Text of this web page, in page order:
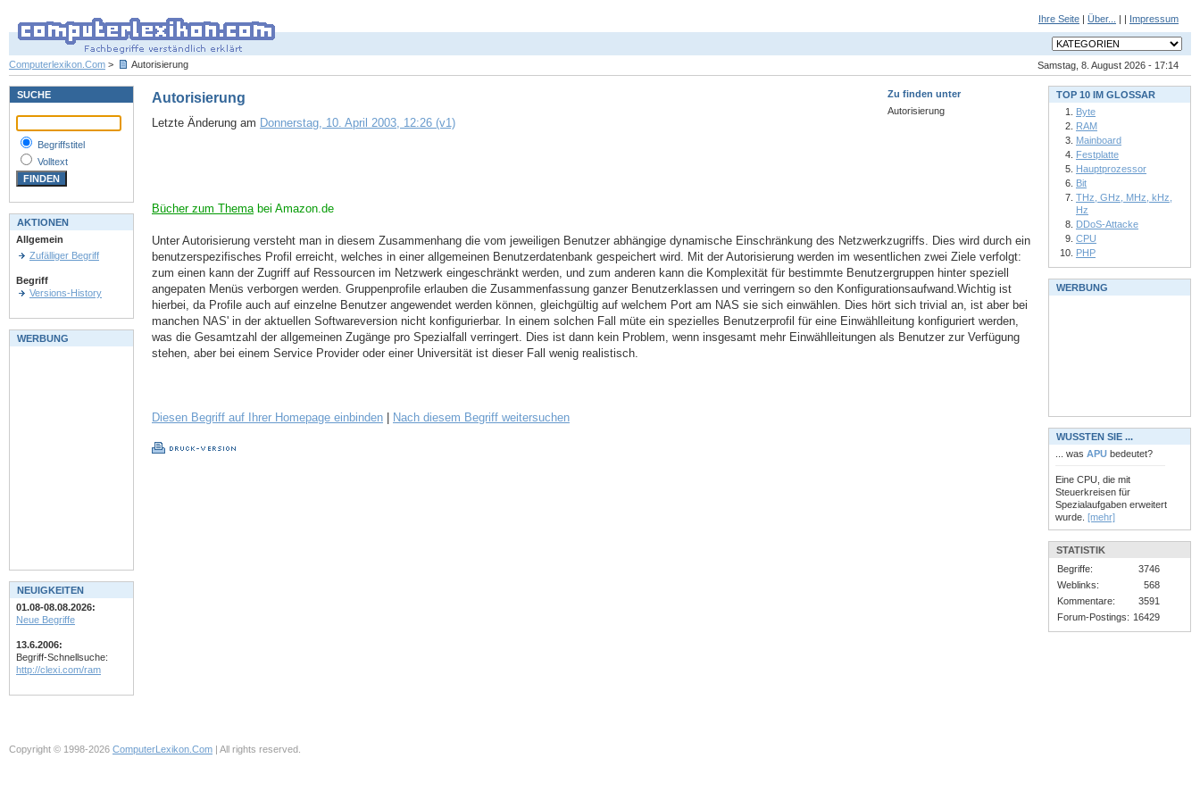
Ihre Seite | Über... | | Impressum
Samstag, 8. August 2026 - 17:14
Computerlexikon.Com > Autorisierung
Zu finden unter
Autorisierung
Autorisierung
Letzte Änderung am Donnerstag, 10. April 2003, 12:26 (v1)
Bücher zum Themabei Amazon.de
Unter Autorisierung versteht man in diesem Zusammenhang die vom jeweiligen Benutzer abhängige dynamische Einschränkung des Netzwerkzugriffs. Dies wird durch ein
benutzerspezifisches Profil erreicht, welches in einer allgemeinen Benutzerdatenbank gespeichert wird. Mit der Autorisierung werden im wesentlichen zwei Ziele verfolgt:
zum einen kann der Zugriff auf Ressourcen im Netzwerk eingeschränkt werden, und zum anderen kann die Komplexität für bestimmte Benutzergruppen hinter speziell
angepaten Menüs verborgen werden. Gruppenprofile erlauben die Zusammenfassung ganzer Benutzerklassen und verringern so den Konfigurationsaufwand.Wichtig ist
hierbei, da Profile auch auf einzelne Benutzer angewendet werden können, gleichgültig auf welchem Port am NAS sie sich einwählen. Dies hört sich trivial an, ist aber bei
manchen NAS' in der aktuellen Softwareversion nicht konfigurierbar. In einem solchen Fall müte ein spezielles Benutzerprofil für eine Einwählleitung konfiguriert werden,
was die Gesamtzahl der allgemeinen Zugänge pro Spezialfall verringert. Dies ist dann kein Problem, wenn insgesamt mehr Einwählleitungen als Benutzer zur Verfügung
stehen, aber bei einem Service Provider oder einer Universität ist dieser Fall wenig realistisch.
Diesen Begriff auf Ihrer Homepage einbinden Nach diesem Begriff weitersuchen
SUCHE
Begriffstitel
Volltext
AKTIONEN
Allgemein
Zufälliger Begriff
Begriff
Versions-History
WERBUNG
NEUIGKEITEN
01.08-08.08.2026:
Neue Begriffe
13.6.2006:
Begriff-Schnellsuche:
http://clexi.com/ram
TOP 10 IM GLOSSAR
Byte
RAM
Mainboard
Festplatte
Hauptprozessor
Bit
THz, GHz, MHz, kHz,
Hz
DDoS-Attacke
CPU
PHP
WERBUNG
WUSSTEN SIE ...
... was APU bedeutet?
Eine CPU, die mit
Steuerkreisen für
Spezialaufgaben erweitert
wurde. [mehr]
STATISTIK
Begriffe:
3746
Weblinks:
568
Kommentare:
3591
Forum-Postings: 16429
Copyright © 1998-2026 ComputerLexikon.Com | All rights reserved.